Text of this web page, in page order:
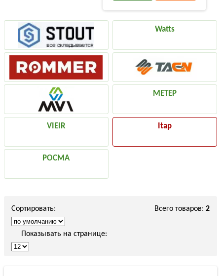
Watts
МЕТЕР
VIEIR Itap
РОСМА
Всего товаров: 2
Сортировать:
Показывать на странице: